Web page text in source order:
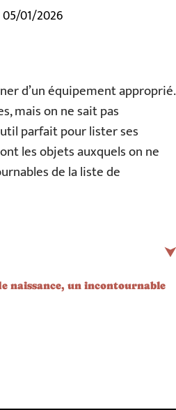
05/01/2026
d’un équipement approprié.
mais on ne sait pas
parfait pour lister ses
les objets auxquels on ne
de la liste de
naissance, un incontournable